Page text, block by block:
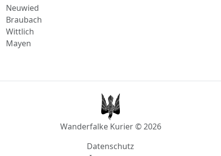
Freinsheim
Wachenheim an der Weinstraße
Neuwied
Braubach
Wanderfalke Kurier © 2026